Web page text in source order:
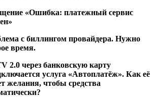
«Ошибка: платежный сервис
с биллингом провайдера. Нужно
время.
2.0 через банковскую карту
услуга «Автоплатёж». Как её
желания, чтобы средства